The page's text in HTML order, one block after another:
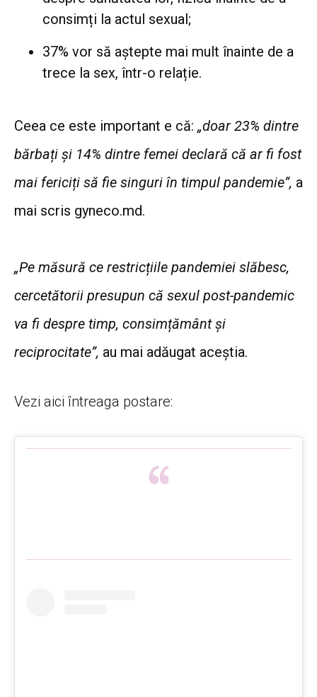
consimți la actul sexual;
37% vor să aștepte mai mult înainte de a
trece la sex, într-o relație.
Ceea ce este important e că: „doar 23% dintre
bărbați și 14% dintre femei declară că ar fi fost
mai fericiți să fie singuri în timpul pandemie”, a
mai scris gyneco.md.
„Pe măsură ce restricțiile pandemiei slăbesc,
cercetătorii presupun că sexul post-pandemic
va fi despre timp, consimțământ și
reciprocitate”, au mai adăugat aceștia.
Vezi aici întreaga postare: